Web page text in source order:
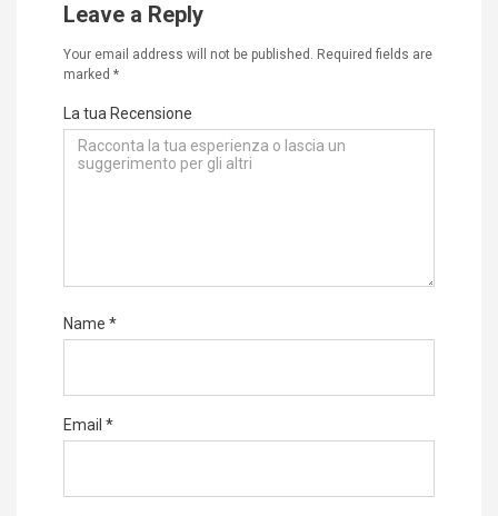
Leave a Reply
Your email address will not be published. Required fields are
marked *
La tua Recensione
Name *
Email *